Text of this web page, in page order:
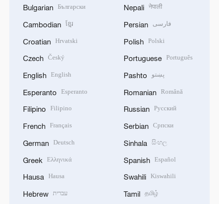
Bulgarian Български
Cambodian ខ្មែរ
Croatian Hrvatski
Czech Český
English English
Esperanto Esperanto
Filipino Filipino
French Français
German Deutsch
Greek Ελληνικά
Hausa Hausa
Hebrew עברית
Nepali नेपाली
Persian فارسی
Polish Polski
Portuguese Português
Pashto پښتو
Romanian Română
Russian Русский
Serbian Српски
Sinhala සිංහල
Spanish Español
Swahili Kiswahili
Tamil தமிழ்